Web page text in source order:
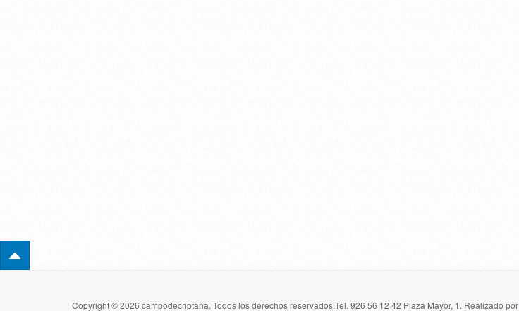
Copyright © 2026 campodecriptana. Todos los derechos reservados.Tel. 926 56 12 42 Plaza Mayor, 1. Realizado por